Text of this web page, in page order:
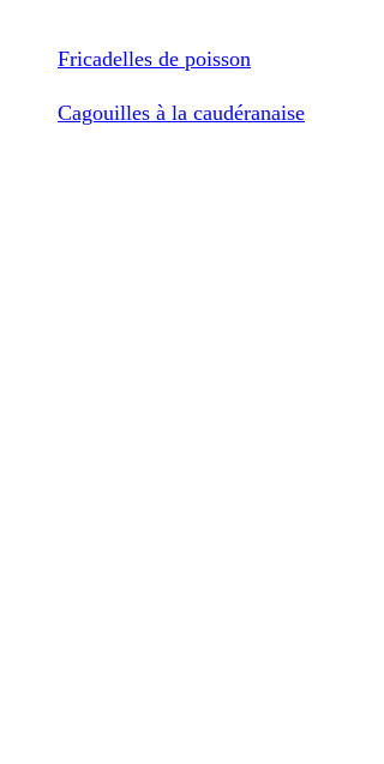
Fricadelles de poisson
Cagouilles à la caudéranaise